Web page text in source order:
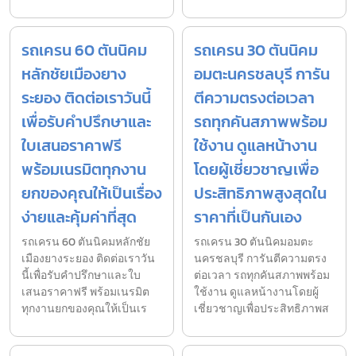
รถเครน 60 ตันนิคม
หลักชัยเมืองยาง
ระยอง ติดต่อเราวันนี้
เพื่อรับคำปรึกษาและ
ใบเสนอราคาฟรี
พร้อมเนรมิตทุกงาน
ยกของคุณให้เป็นเรื่อง
ง่ายและคุ้มค่าที่สุด
รถเครน 60 ตันนิคมหลักชัย
เมืองยางระยอง ติดต่อเราวัน
นี้เพื่อรับคำปรึกษาและใบ
เสนอราคาฟรี พร้อมเนรมิต
ทุกงานยกของคุณให้เป็นเร
รถเครน 30 ตันนิคม
อมตะนครชลบุรี การัน
ตีความตรงต่อเวลา
รถทุกคันสภาพพร้อม
ใช้งาน ดูแลหน้างาน
โดยผู้เชี่ยวชาญเพื่อ
ประสิทธิภาพสูงสุดใน
ราคาที่เป็นกันเอง
รถเครน 30 ตันนิคมอมตะ
นครชลบุรี การันตีความตรง
ต่อเวลา รถทุกคันสภาพพร้อม
ใช้งาน ดูแลหน้างานโดยผู้
เชี่ยวชาญเพื่อประสิทธิภาพส